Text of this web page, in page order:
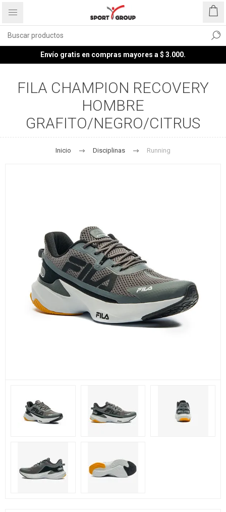
Envío gratis en compras mayores a $ 3.000.
FILA CHAMPION RECOVERY
HOMBRE
GRAFITO/NEGRO/CITRUS
Inicio Disciplinas Running